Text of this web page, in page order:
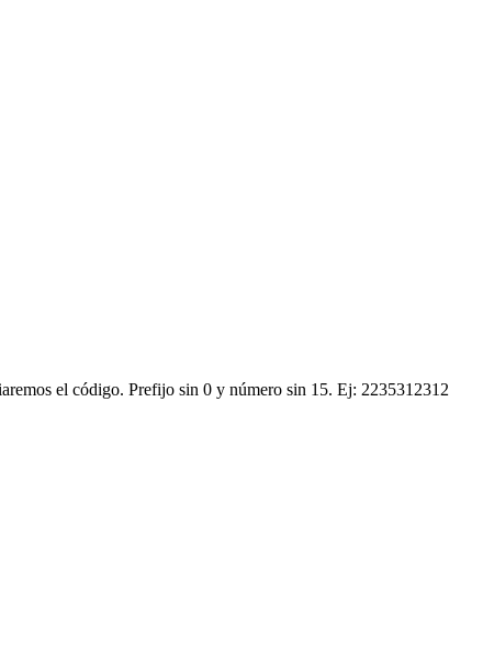
el código. Prefijo sin 0 y número sin 15. Ej: 2235312312